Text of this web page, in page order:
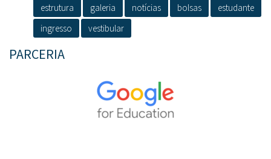
estrutura
galeria notícias bolsas
estudante
ingresso
vestibular
PARCERIA